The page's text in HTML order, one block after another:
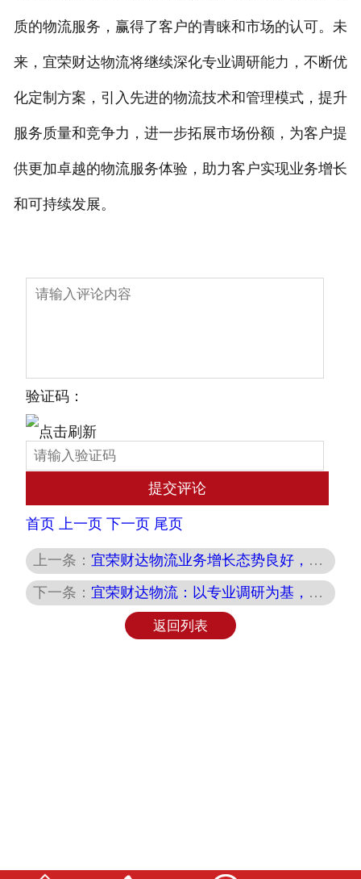
质的物流服务，赢得了客户的青睐和市场的认可。未
来，宜荣财达物流将继续深化专业调研能力，不断优
化定制方案，引入先进的物流技术和管理模式，提升
服务质量和竞争力，进一步拓展市场份额，为客户提
供更加卓越的物流服务体验，助力客户实现业务增长
和可持续发展。
验证码：
首页 上一页 下一页 尾页
上一条： 宜荣财达物流业务增长态势良好，服务升级助力发展
下一条： 宜荣财达物流：以专业调研为基，定制高效物流方案，拓展市场新高度
返回列表